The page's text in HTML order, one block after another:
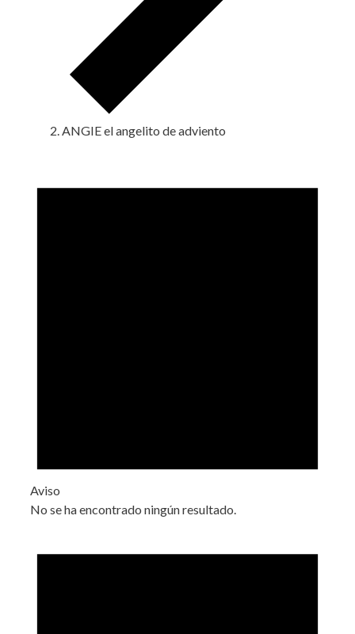
ANGIE el angelito de adviento
Aviso
No se ha encontrado ningún resultado.